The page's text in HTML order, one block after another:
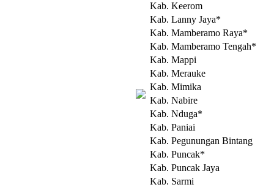
Kab. Keerom
Kab. Lanny Jaya*
Kab. Mamberamo Raya*
Kab. Mamberamo Tengah*
Kab. Mappi
Kab. Merauke
Kab. Mimika
Kab. Nabire
Kab. Nduga*
Kab. Paniai
Kab. Pegunungan Bintang
Kab. Puncak*
Kab. Puncak Jaya
Kab. Sarmi